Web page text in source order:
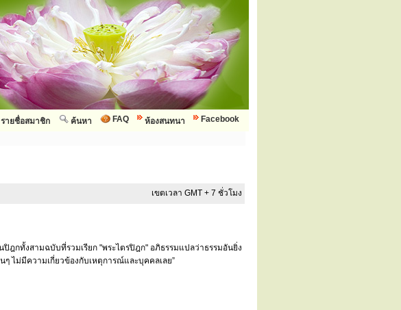
Facebook
ห้องสนทนา
FAQ
ค้นหา
รายชื่อสมาชิก
เขตเวลา GMT + 7 ชั่วโมง
ฎกทั้งสามฉบับที่รวมเรียก "พระไตรปิฎก" อภิธรรมแปลว่าธรรมอันยิ่ง
ไม่มีความเกี่ยวข้องกับเหตุการณ์และบุคคลเลย”